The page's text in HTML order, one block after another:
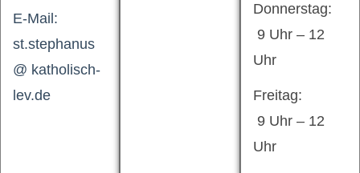
E-Mail:
st.stephanus
@ katholisch-
lev.de
Donnerstag:
9 Uhr – 12
Uhr
Freitag:
9 Uhr – 12
Uhr